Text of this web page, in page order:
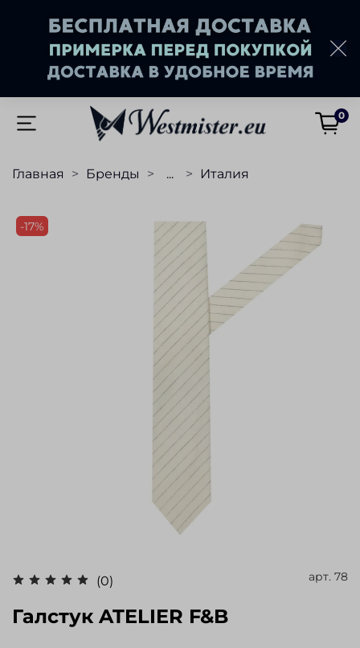
0
Главная Бренды ... Италия
-17%
(0) арт. 78
Галстук ATELIER F&B